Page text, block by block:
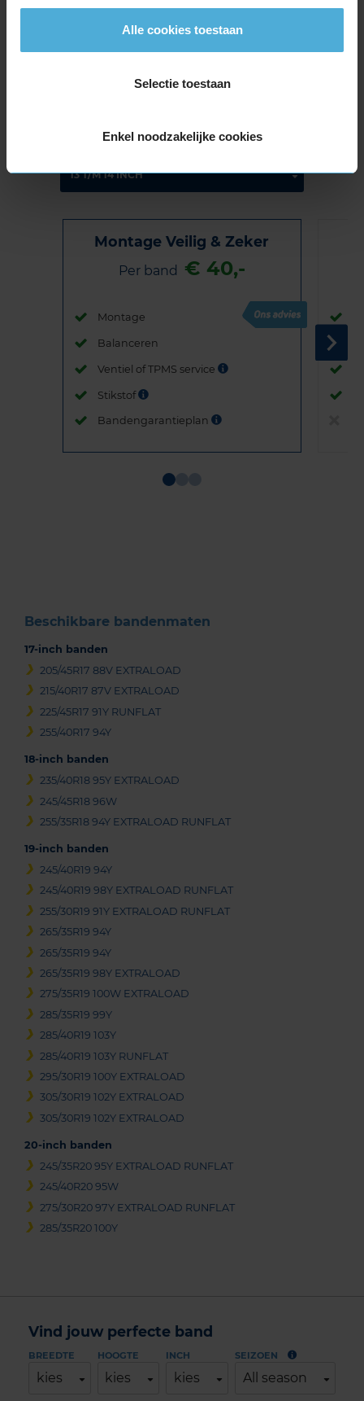
Alle cookies toestaan
Selectie toestaan
Enkel noodzakelijke cookies
Bandenmontagepakketten
Montage Veilig & Zeker
Per band € 40,-
Montage
Balanceren
Ventiel of TPMS service
Stikstof
Bandengarantieplan
Beschikbare bandenmaten
17-inch banden
205/45R17 88V EXTRALOAD
215/40R17 87V EXTRALOAD
225/45R17 91Y RUNFLAT
255/40R17 94Y
18-inch banden
235/40R18 95Y EXTRALOAD
245/45R18 96W
255/35R18 94Y EXTRALOAD RUNFLAT
19-inch banden
245/40R19 94Y
245/40R19 98Y EXTRALOAD RUNFLAT
255/30R19 91Y EXTRALOAD RUNFLAT
265/35R19 94Y
265/35R19 94Y
265/35R19 98Y EXTRALOAD
275/35R19 100W EXTRALOAD
285/35R19 99Y
285/40R19 103Y
285/40R19 103Y RUNFLAT
295/30R19 100Y EXTRALOAD
305/30R19 102Y EXTRALOAD
305/30R19 102Y EXTRALOAD
20-inch banden
245/35R20 95Y EXTRALOAD RUNFLAT
245/40R20 95W
275/30R20 97Y EXTRALOAD RUNFLAT
285/35R20 100Y
Vind jouw perfecte band
BREEDTE
kies
HOOGTE
kies
INCH
kies
SEIZOEN
All season